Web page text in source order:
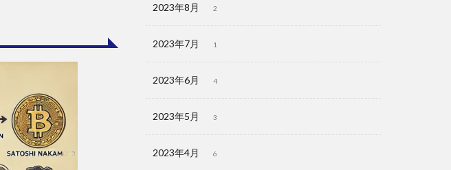
2023年8月 2
2023年7月 1
2023年6月 4
2023年5月 3
2023年4月 6